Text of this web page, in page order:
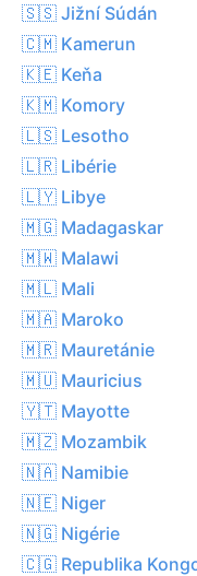
🇸🇸 Jižní Súdán
🇨🇲 Kamerun
🇰🇪 Keňa
🇰🇲 Komory
🇱🇸 Lesotho
🇱🇷 Libérie
🇱🇾 Libye
🇲🇬 Madagaskar
🇲🇼 Malawi
🇲🇱 Mali
🇲🇦 Maroko
🇲🇷 Mauretánie
🇲🇺 Mauricius
🇾🇹 Mayotte
🇲🇿 Mozambik
🇳🇦 Namibie
🇳🇪 Niger
🇳🇬 Nigérie
🇨🇬 Republika